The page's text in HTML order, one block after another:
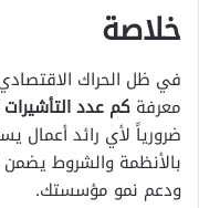
خلاصة
في ظل الحراك
معرفة كم عدد
ضرورياً لأي رائد أعمال
بالأنظمة والشروط
ودعم نمو مؤسستك.